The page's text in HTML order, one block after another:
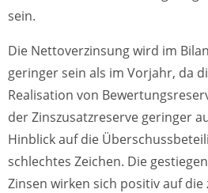
sein.
Die Nettoverzinsung wird im
geringer sein als im Vorjahr, da
Realisation von
der Zinszusatzreserve geringer
Hinblick auf die
schlechtes Zeichen. Die
Zinsen wirken sich positiv auf